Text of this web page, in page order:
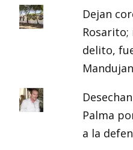
Dejan
delito,
Palma
a la